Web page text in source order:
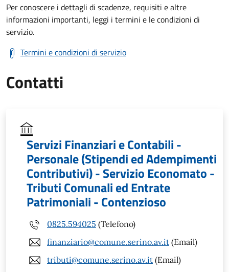
Per conoscere i dettagli di scadenze, requisiti e altre
informazioni importanti, leggi i termini e le condizioni di
servizio.
Termini e condizioni di servizio
Contatti
Servizi Finanziari e Contabili -
Personale (Stipendi ed Adempimenti
Contributivi) - Servizio Economato -
Tributi Comunali ed Entrate
Patrimoniali - Contenzioso
0825.594025 (Telefono)
finanziario@comune.serino.av.it (Email)
tributi@comune.serino.av.it (Email)